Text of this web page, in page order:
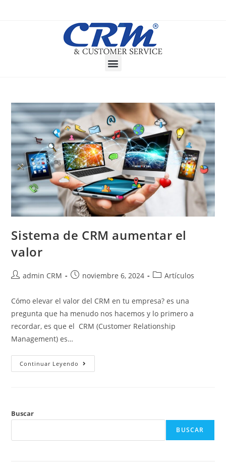
Sistema de CRM aumentar el
valor
admin CRM noviembre 6, 2024 Artículos
Cómo elevar el valor del CRM en tu empresa? es una
pregunta que ha menudo nos hacemos y lo primero a
recordar, es que el CRM (Customer Relationship
Management) es…
Continuar Leyendo
Buscar
BUSCAR